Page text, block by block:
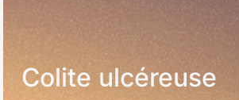
Colite ulcéreuse